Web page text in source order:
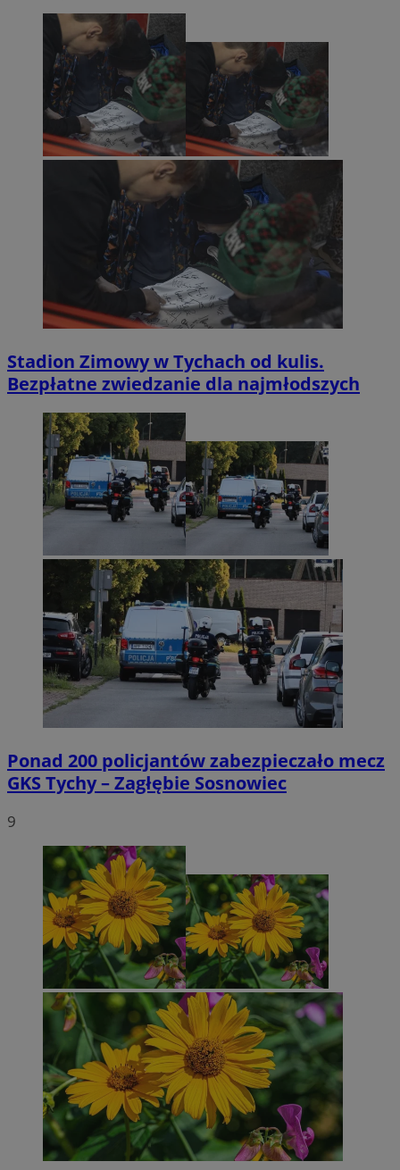
Stadion Zimowy w Tychach od kulis.
Bezpłatne zwiedzanie dla najmłodszych
Ponad 200 policjantów zabezpieczało mecz
GKS Tychy – Zagłębie Sosnowiec
9